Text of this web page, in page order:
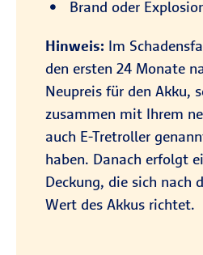
Brand oder
Hinweis: Im
den ersten 24 Monate
Neupreis für den Akku,
zusammen mit Ihrem
auch E-Tretroller
haben. Danach erfolgt
Deckung, die sich nach
Wert des Akkus richtet.